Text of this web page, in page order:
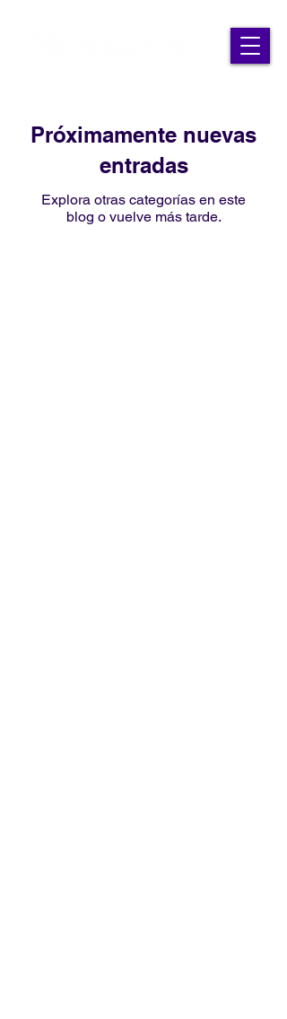
Próximamente nuevas
entradas
Explora otras categorías en este
blog o vuelve más tarde.